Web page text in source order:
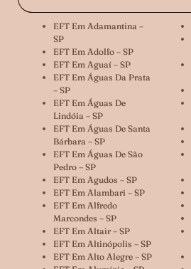
EFT Em Adamantina –
SP
EFT Em Adolfo – SP
EFT Em Aguaí – SP
EFT Em Águas Da Prata
– SP
EFT Em Águas De
Lindóia – SP
EFT Em Águas De Santa
Bárbara – SP
EFT Em Águas De São
Pedro – SP
EFT Em Agudos – SP
EFT Em Alambari – SP
EFT Em Alfredo
Marcondes – SP
EFT Em Altair – SP
EFT Em Altinópolis – SP
EFT Em Alto Alegre – SP